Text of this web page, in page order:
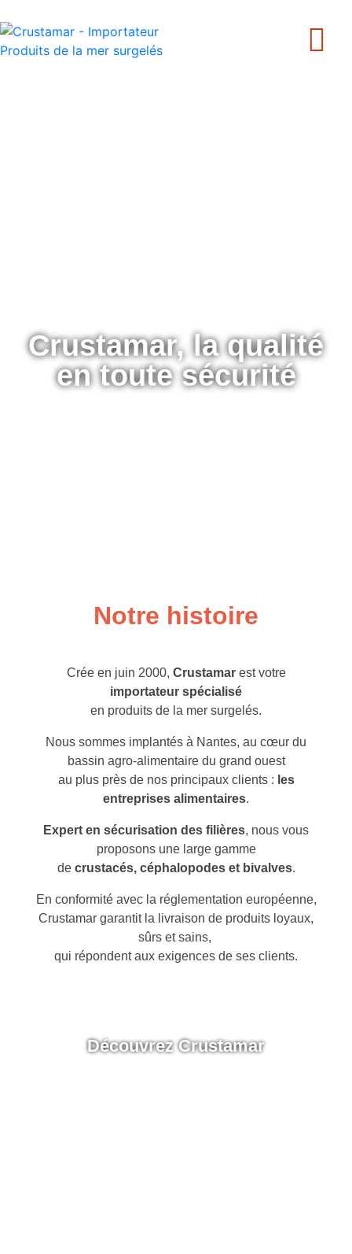
Crustamar, la qualité
en toute sécurité
Notre histoire
Crée en juin 2000, Crustamar est votre
importateur spécialisé
en produits de la mer surgelés.
Nous sommes implantés à Nantes, au cœur du
bassin agro-alimentaire du grand ouest
au plus près de nos principaux clients : les
entreprises alimentaires.
Expert en sécurisation des filières, nous vous
proposons une large gamme
de crustacés, céphalopodes et bivalves.
En conformité avec la réglementation européenne,
Crustamar garantit la livraison de produits loyaux,
sûrs et sains,
qui répondent aux exigences de ses clients.
Découvrez Crustamar